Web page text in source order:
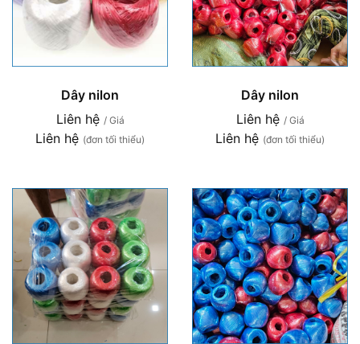
Dây nilon
Liên hệ / Giá
Liên hệ (đơn tối thiểu)
Dây nilon
Liên hệ / Giá
Liên hệ (đơn tối thiểu)